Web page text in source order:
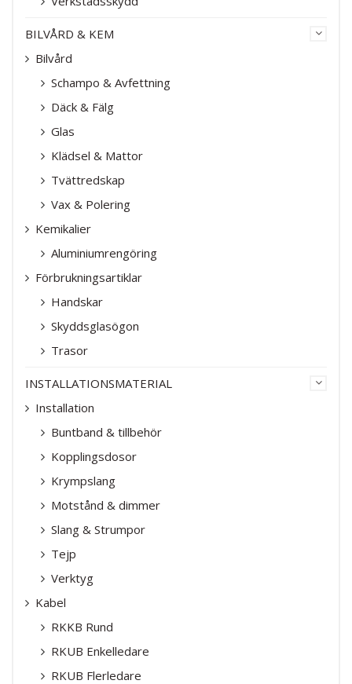
BILVÅRD & KEM
Bilvård
Schampo & Avfettning
Däck & Fälg
Glas
Klädsel & Mattor
Tvättredskap
Vax & Polering
Kemikalier
Aluminiumrengöring
Förbrukningsartiklar
Handskar
Skyddsglasögon
Trasor
INSTALLATIONSMATERIAL
Installation
Buntband & tillbehör
Kopplingsdosor
Krympslang
Motstånd & dimmer
Slang & Strumpor
Tejp
Verktyg
Kabel
RKKB Rund
RKUB Enkelledare
RKUB Flerledare